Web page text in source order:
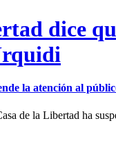
dice
la atención al
de la Libertad ha